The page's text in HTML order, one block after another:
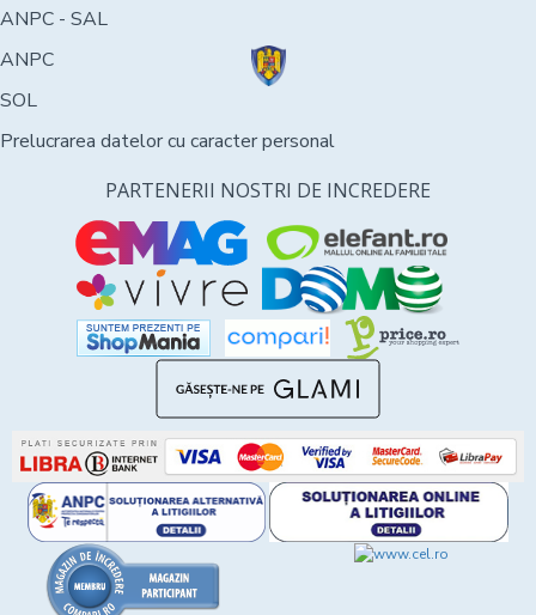
ANPC - SAL
ANPC
SOL
Prelucrarea datelor cu caracter personal
PARTENERII NOSTRI DE INCREDERE